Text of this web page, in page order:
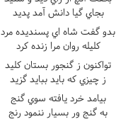
بجاي گيا دانش آمد پديد
بدو گفت شاه اي پسنديده مرد
کليله روان مرا زنده کرد
تواکنون ز گنجور بستان کليد
ز چيزي که بايد ببايد گزيد
بيامد خرد يافته سوي گنج
به گنج ور بسيار ننمود رنج